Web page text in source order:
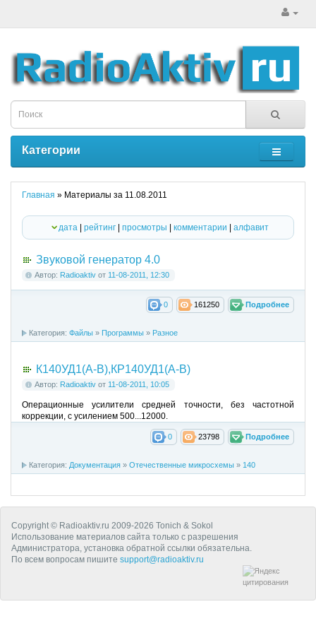
Категории
Главная » Материалы за 11.08.2011
дата | рейтинг| просмотры | комментарии | алфавит
Звуковой генератор 4.0
Автор: Radioaktiv от 11-08-2011, 12:30
Подробнее
161250
0
Категория: Файлы » Программы » Разное
К140УД1(А-В),КР140УД1(А-В)
Автор: Radioaktiv от 11-08-2011, 10:05
Операционные усилители средней точности, без частотной
коррекции, с усилением 500...12000.
Подробнее
23798
0
Категория: Документация » Отечественные микросхемы » 140
Copyright © Radioaktiv.ru 2009-2026 Tonich & Sokol
Использование материалов сайта только с разрешения
Администратора, установка обратной ссылки обязательна.
По всем вопросам пишите support@radioaktiv.ru